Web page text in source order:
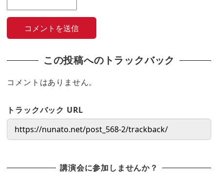
この投稿へのトラックバック
コメントはありません。
トラックバック URL
講演会に参加しませんか？